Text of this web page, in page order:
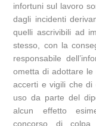
infortuni sul lavoro
dagli incidenti
quelli ascrivibili ad
stesso, con la
responsabile
ometta di adottare
accerti e vigili che di
uso da parte del
alcun effetto
concorso di